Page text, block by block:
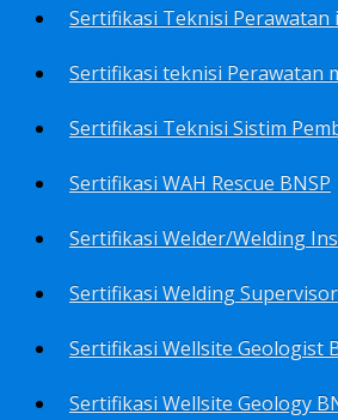
Sertifikasi WAH Rescue BNSP
Sertifikasi Welder/Welding
Sertifikasi Welding
Sertifikasi Wellsite Geologist
Sertifikasi Wellsite Geology